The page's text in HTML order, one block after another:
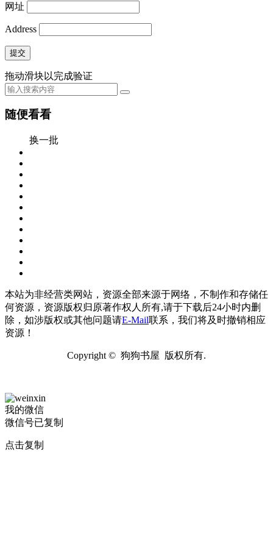
网址
Address
提交
拖动滑块以完成验证
随便看看
换一批
本站为非经营类网站，资源全部来源于网络，不制作和存储任
何资源，资源版权归原著作权人所有,请于下载后24小时内删
除，如涉版权或其他问题请E-Mail联系，我们将及时撤销相应
资源！
Copyright © 狗狗书屋 版权所有.
我的微信
微信号已复制
点击复制